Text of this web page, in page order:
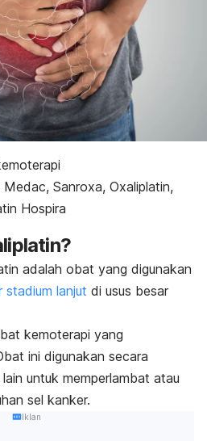
Medac, Sanroxa, Oxaliplatin,
Hospira
adalah obat yang digunakan
stadium lanjut di usus besar
kemoterapi yang
ini digunakan secara
untuk memperlambat atau
sel kanker.
Iklan